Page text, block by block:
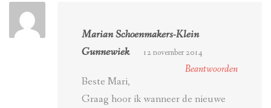
Marian Schoenmakers-Klein
Gunnewiek
12 november 2014
Beantwoorden
Beste Mari,
Graag hoor ik wanneer de nieuwe